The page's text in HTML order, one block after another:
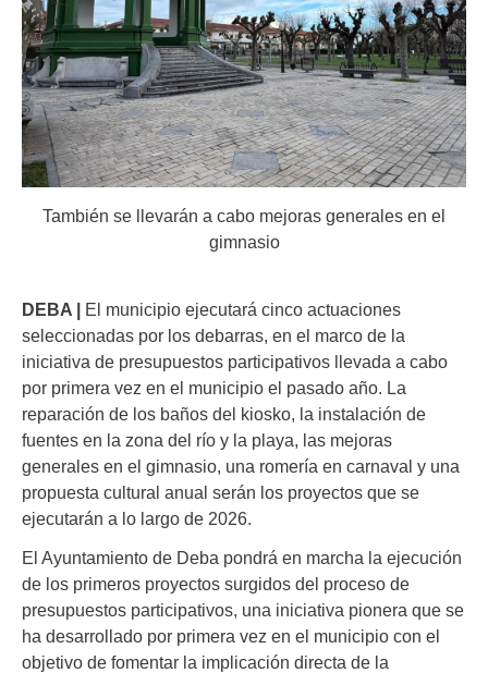
También se llevarán a cabo mejoras generales en el
gimnasio
DEBA | El municipio ejecutará cinco actuaciones
seleccionadas por los debarras, en el marco de la
iniciativa de presupuestos participativos llevada a cabo
por primera vez en el municipio el pasado año. La
reparación de los baños del kiosko, la instalación de
fuentes en la zona del río y la playa, las mejoras
generales en el gimnasio, una romería en carnaval y una
propuesta cultural anual serán los proyectos que se
ejecutarán a lo largo de 2026.
El Ayuntamiento de Deba pondrá en marcha la ejecución
de los primeros proyectos surgidos del proceso de
presupuestos participativos, una iniciativa pionera que se
ha desarrollado por primera vez en el municipio con el
objetivo de fomentar la implicación directa de la